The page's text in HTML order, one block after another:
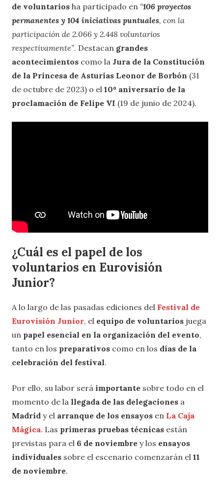
de voluntarios ha participado en “106 proyectos
permanentes y 104 iniciativas puntuales, con la
participación de 2.066 y 2.448 voluntarios
respectivamente”. Destacan grandes
acontecimientos como la Jura de la Constitución
de la Princesa de Asturias Leonor de Borbón (31
de octubre de 2023) o el 10º aniversario de la
proclamación de Felipe VI (19 de junio de 2024).
¿Cuál es el papel de los
voluntarios en Eurovisión
Junior?
A lo largo de las pasadas ediciones del Festival de
Eurovisión Junior, el equipo de voluntarios juega
un papel esencial en la organización del evento,
tanto en los preparativos como en los días de la
celebración del festival.
Por ello, su labor será importante sobre todo en el
momento de la llegada de las delegaciones a
Madrid y el arranque de los ensayos en La Caja
Mágica. Las primeras pruebas técnicas están
previstas para el 6 de noviembre y los ensayos
individuales sobre el escenario comenzarán el 11
de noviembre.